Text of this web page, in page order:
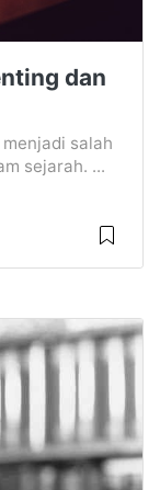
dan
salah
sejarah. ...